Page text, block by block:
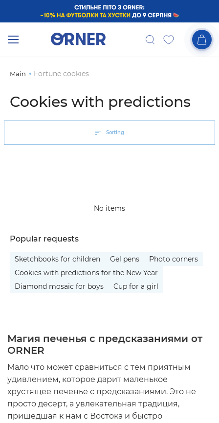
Main Fortune cookies
Cookies with predictions
Sorting
No items
Popular requests
Sketchbooks for children Gel pens
Photo corners
Cookies with predictions for the New Year
Diamond mosaic for boys
Cup for a girl
Магия печенья с предсказаниями от
ORNER
Мало что может сравниться с тем приятным
удивлением, которое дарит маленькое
хрустящее печенье с предсказаниями. Это не
просто десерт, а увлекательная традиция,
пришедшая к нам с Востока и быстро